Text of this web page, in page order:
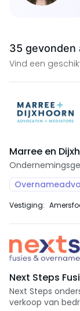
35 gevonden
Vind een
Marree en
Vestiging:
Next Steps
Next Steps
verkoop van